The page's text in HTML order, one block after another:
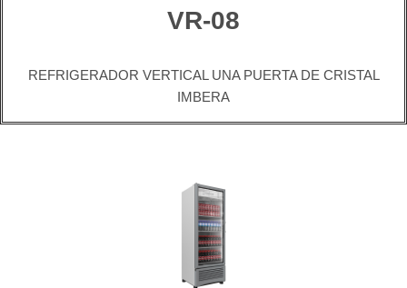
VR-08
REFRIGERADOR VERTICAL UNA PUERTA DE CRISTAL
IMBERA